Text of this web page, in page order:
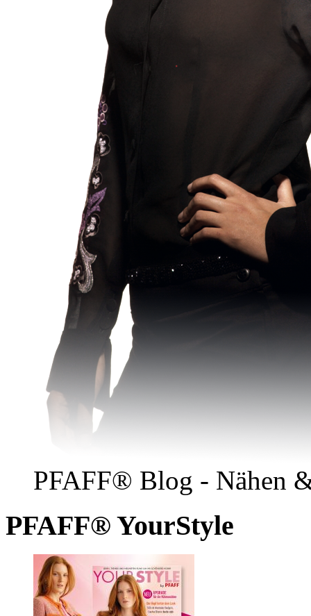
PFAFF® Blog - Nähen
PFAFF® YourStyle